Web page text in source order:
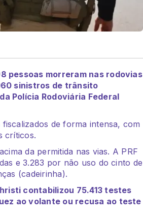
pessoas morreram nas rodovias
sinistros de trânsito
Polícia Rodoviária Federal
de forma intensa, com
críticos.
da permitida nas vias. A PRF
e 3.283 por não uso do cinto de
(cadeirinha).
contabilizou 75.413 testes
ao volante ou recusa ao teste